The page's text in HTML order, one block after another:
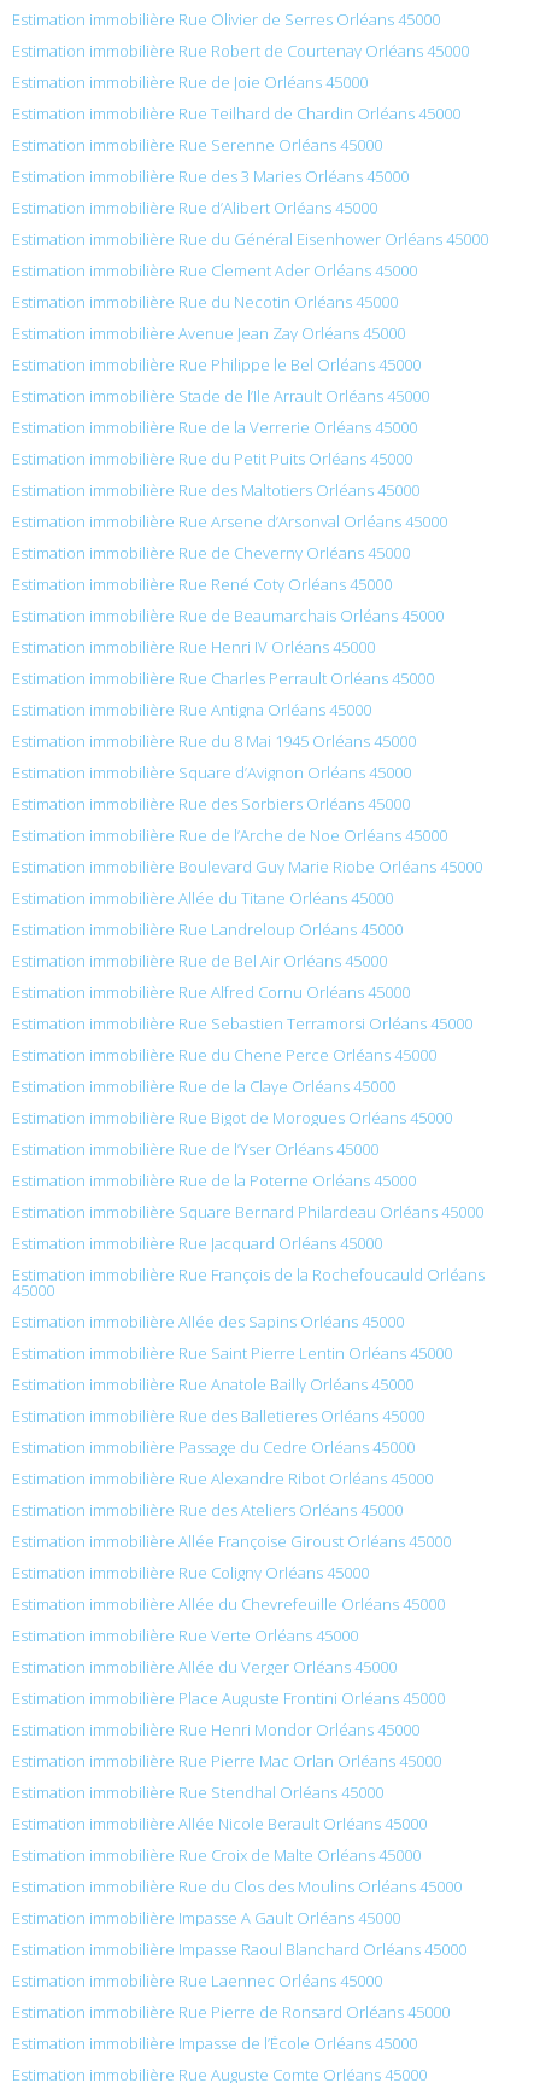
Estimation immobilière Rue Olivier de Serres Orléans 45000
Estimation immobilière Rue Robert de Courtenay Orléans 45000
Estimation immobilière Rue de Joie Orléans 45000
Estimation immobilière Rue Teilhard de Chardin Orléans 45000
Estimation immobilière Rue Serenne Orléans 45000
Estimation immobilière Rue des 3 Maries Orléans 45000
Estimation immobilière Rue d’Alibert Orléans 45000
Estimation immobilière Rue du Général Eisenhower Orléans 45000
Estimation immobilière Rue Clement Ader Orléans 45000
Estimation immobilière Rue du Necotin Orléans 45000
Estimation immobilière Avenue Jean Zay Orléans 45000
Estimation immobilière Rue Philippe le Bel Orléans 45000
Estimation immobilière Stade de l’Ile Arrault Orléans 45000
Estimation immobilière Rue de la Verrerie Orléans 45000
Estimation immobilière Rue du Petit Puits Orléans 45000
Estimation immobilière Rue des Maltotiers Orléans 45000
Estimation immobilière Rue Arsene d’Arsonval Orléans 45000
Estimation immobilière Rue de Cheverny Orléans 45000
Estimation immobilière Rue René Coty Orléans 45000
Estimation immobilière Rue de Beaumarchais Orléans 45000
Estimation immobilière Rue Henri IV Orléans 45000
Estimation immobilière Rue Charles Perrault Orléans 45000
Estimation immobilière Rue Antigna Orléans 45000
Estimation immobilière Rue du 8 Mai 1945 Orléans 45000
Estimation immobilière Square d’Avignon Orléans 45000
Estimation immobilière Rue des Sorbiers Orléans 45000
Estimation immobilière Rue de l’Arche de Noe Orléans 45000
Estimation immobilière Boulevard Guy Marie Riobe Orléans 45000
Estimation immobilière Allée du Titane Orléans 45000
Estimation immobilière Rue Landreloup Orléans 45000
Estimation immobilière Rue de Bel Air Orléans 45000
Estimation immobilière Rue Alfred Cornu Orléans 45000
Estimation immobilière Rue Sebastien Terramorsi Orléans 45000
Estimation immobilière Rue du Chene Perce Orléans 45000
Estimation immobilière Rue de la Claye Orléans 45000
Estimation immobilière Rue Bigot de Morogues Orléans 45000
Estimation immobilière Rue de l’Yser Orléans 45000
Estimation immobilière Rue de la Poterne Orléans 45000
Estimation immobilière Square Bernard Philardeau Orléans 45000
Estimation immobilière Rue Jacquard Orléans 45000
Estimation immobilière Rue François de la Rochefoucauld Orléans
45000
Estimation immobilière Allée des Sapins Orléans 45000
Estimation immobilière Rue Saint Pierre Lentin Orléans 45000
Estimation immobilière Rue Anatole Bailly Orléans 45000
Estimation immobilière Rue des Balletieres Orléans 45000
Estimation immobilière Passage du Cedre Orléans 45000
Estimation immobilière Rue Alexandre Ribot Orléans 45000
Estimation immobilière Rue des Ateliers Orléans 45000
Estimation immobilière Allée Françoise Giroust Orléans 45000
Estimation immobilière Rue Coligny Orléans 45000
Estimation immobilière Allée du Chevrefeuille Orléans 45000
Estimation immobilière Rue Verte Orléans 45000
Estimation immobilière Allée du Verger Orléans 45000
Estimation immobilière Place Auguste Frontini Orléans 45000
Estimation immobilière Rue Henri Mondor Orléans 45000
Estimation immobilière Rue Pierre Mac Orlan Orléans 45000
Estimation immobilière Rue Stendhal Orléans 45000
Estimation immobilière Allée Nicole Berault Orléans 45000
Estimation immobilière Rue Croix de Malte Orléans 45000
Estimation immobilière Rue du Clos des Moulins Orléans 45000
Estimation immobilière Impasse A Gault Orléans 45000
Estimation immobilière Impasse Raoul Blanchard Orléans 45000
Estimation immobilière Rue Laennec Orléans 45000
Estimation immobilière Rue Pierre de Ronsard Orléans 45000
Estimation immobilière Impasse de l’École Orléans 45000
Estimation immobilière Rue Auguste Comte Orléans 45000